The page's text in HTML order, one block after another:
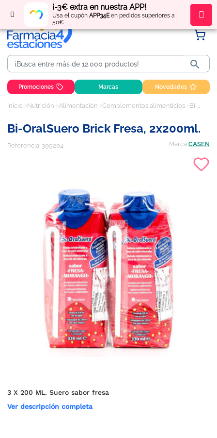
¡-3€ extra en nuestra APP!
Usa el cupón APP34Een pedidos superiores a
50€
Regístratey obténpuntos por tus compras

Promociones Marcas Novedades
Inicio Nutrición Alimentación Complementos alimenticios Bi-OralSuero brick fresa, 2x200ml.
Bi-OralSuero Brick Fresa, 2x200ml.
Referencia: 399204 Marca CASEN
3 X 200 ML. Suero sabor fresa
Ver descripción completa